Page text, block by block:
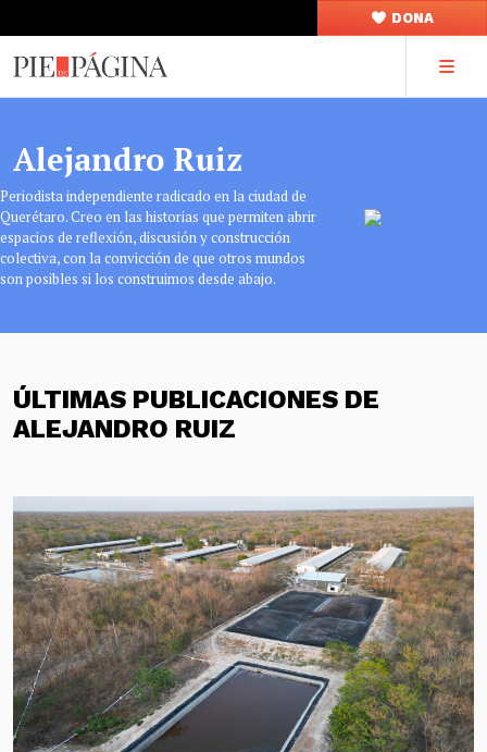
DONA
Alejandro Ruiz
Periodista independiente radicado en la ciudad de
Querétaro. Creo en las historias que permiten abrir
espacios de reflexión, discusión y construcción
colectiva, con la convicción de que otros mundos
son posibles si los construimos desde abajo.
ÚLTIMAS PUBLICACIONES DE
ALEJANDRO RUIZ